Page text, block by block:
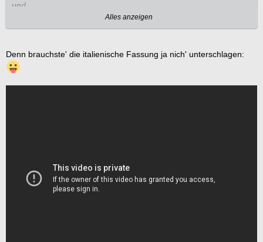
und
https://www.youtube.com/watch?v=vHRcv39Gg8k
auf französisch.
Kein wunder James Bond und Sir Roger beherrschen die beiden
Sprachen perfekt.
Alles anzeigen
Denn brauchste' die italienische Fassung ja nich' unterschlagen: